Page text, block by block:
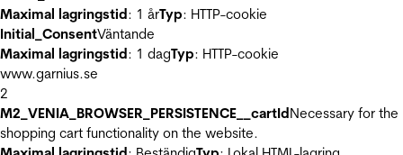
Maximal lagringstid: 1 årTyp: HTTP-cookie
Initial_ConsentVäntande
Maximal lagringstid: 1 dagTyp: HTTP-cookie
www.garnius.se
2
M2_VENIA_BROWSER_PERSISTENCE__cartIdNecessary for the
shopping cart functionality on the website.